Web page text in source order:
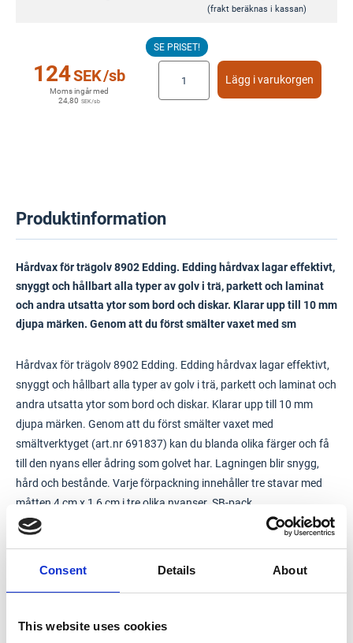
Consent Details About
This website uses cookies
(frakt beräknas i kassan)
SE PRISET!
124SEK/sb
Moms ingår med
24,80 SEK/sb
Lägg i varukorgen
Produktinformation
Hårdvax för trägolv 8902 Edding. Edding hårdvax lagar effektivt,
snyggt och hållbart alla typer av golv i trä, parkett och laminat
och andra utsatta ytor som bord och diskar. Klarar upp till 10 mm
djupa märken. Genom att du först smälter vaxet med sm
Hårdvax för trägolv 8902 Edding. Edding hårdvax lagar effektivt,
snyggt och hållbart alla typer av golv i trä, parkett och laminat och
andra utsatta ytor som bord och diskar. Klarar upp till 10 mm
djupa märken. Genom att du först smälter vaxet med
smältverktyget (art.nr 691837) kan du blanda olika färger och få
till den nyans eller ådring som golvet har. Lagningen blir snygg,
hård och bestånde. Varje förpackning innehåller tre stavar med
måtten 4 cm x 1,6 cm i tre olika nyanser. SB-pack.